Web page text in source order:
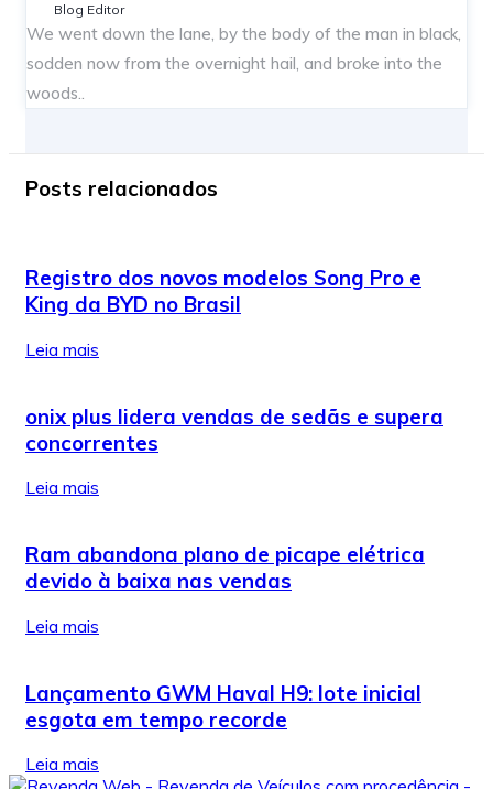
Blog Editor
We went down the lane, by the body of the man in black,
sodden now from the overnight hail, and broke into the
woods..
Posts relacionados
Registro dos novos modelos Song Pro e
King da BYD no Brasil
Leia mais
onix plus lidera vendas de sedãs e supera
concorrentes
Leia mais
Ram abandona plano de picape elétrica
devido à baixa nas vendas
Leia mais
Lançamento GWM Haval H9: lote inicial
esgota em tempo recorde
Leia mais